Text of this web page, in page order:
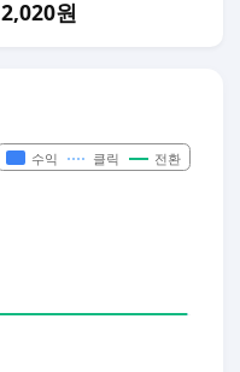
2,020원